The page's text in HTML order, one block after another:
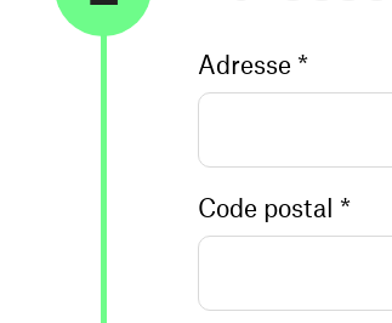
Adresse *
Code postal *